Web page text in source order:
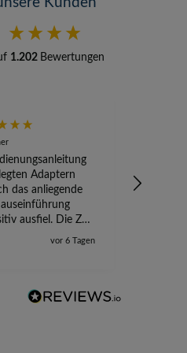
1.202 Bewertungen
Adaptern
das anliegende
ausfiel. Die Zeit
ist jetzt vorbei,
vor 6 Tagen